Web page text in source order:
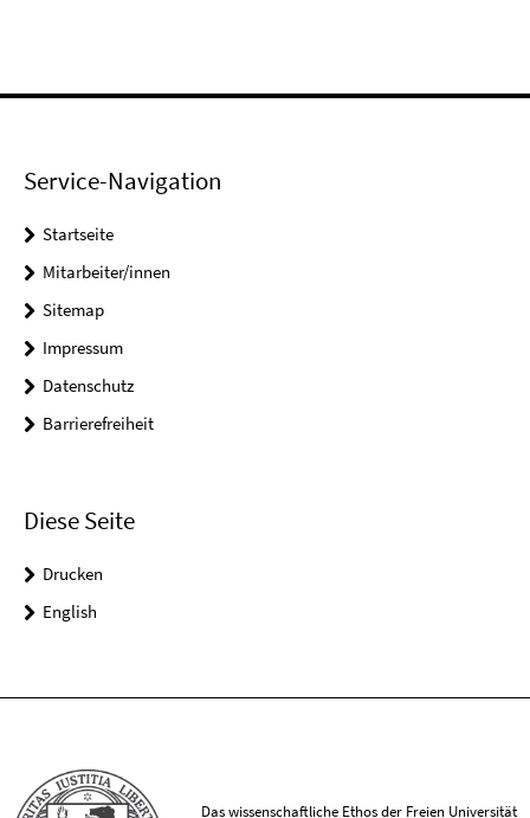
Service-Navigation
Startseite
Mitarbeiter/innen
Sitemap
Impressum
Datenschutz
Barrierefreiheit
Diese Seite
Drucken
English
Das wissenschaftliche Ethos der Freien Universität